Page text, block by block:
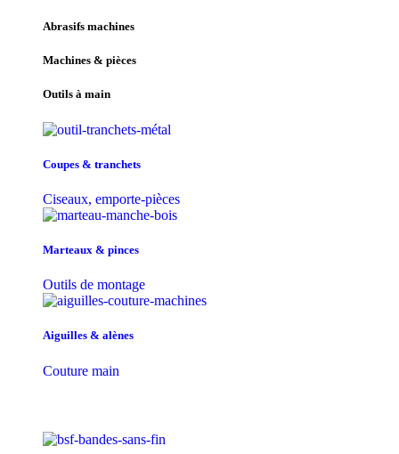
Abrasifs machines
Machines & pièces
Outils à main
Coupes & tranchets
Ciseaux, emporte-pièces
Marteaux & pinces
Outils de montage
Aiguilles & alènes
Couture main